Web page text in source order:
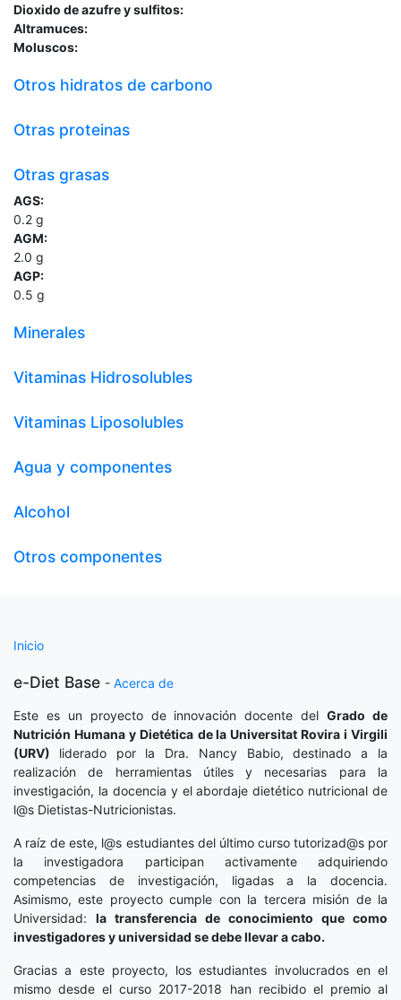
Dioxido de azufre y sulfitos:
Altramuces:
Moluscos:
Otros hidratos de carbono
Otras proteinas
Otras grasas
AGS:
0.2 g
AGM:
2.0 g
AGP:
0.5 g
Minerales
Vitaminas Hidrosolubles
Vitaminas Liposolubles
Agua y componentes
Alcohol
Otros componentes
Inicio
e-Diet Base - Acerca de
Este es un proyecto de innovación docente delGrado de
Nutrición Humana y Dietética de la Universitat Rovira i Virgili
(URV) liderado por la Dra. Nancy Babio, destinado a la
realización de herramientas útiles y necesarias para la
investigación, la docencia y el abordaje dietético nutricional de
l@s Dietistas-Nutricionistas.
A raíz de este, l@s estudiantes del último curso tutorizad@s por
la investigadora participan activamente adquiriendo
competencias de investigación, ligadas a la docencia.
Asimismo, este proyecto cumple con la tercera misión de la
Universidad: la transferencia de conocimiento que como
investigadores y universidad se debe llevar a cabo.
Gracias a este proyecto, los estudiantes involucrados en el
mismo desde el curso 2017-2018 han recibido el premio al